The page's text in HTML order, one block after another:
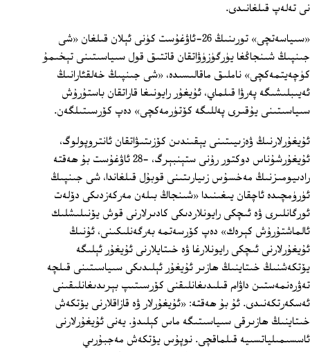
نى تەلەپ قىلغانىدى.
«سىياسەتچى» تورىنىڭ 26-ئاۋغۇست كۈنى ئېلان قىلغان «شى
جىنپىڭ شىنجاڭغا يۈرگۈزۈۋاتقان قاتتىق قول سىياسىتىنى تېخىمۇ
كۈچەيتمەكچى» ناملىق ماقالىسىدە، «شى جىنپىڭ خەلقئارانىڭ
ئەيىبلىشىگە پەرۋا قىلماي، ئۇيغۇر رايونىغا قاراتقان باستۇرۇش
سىياسىتىنى يۇقىرى پەللىگە كۆتۈرمەكچى» دەپ كۆرسىتىلگەن.
ئۇيغۇرلارنىڭ ۋەزىيىتىنى يېقىندىن كۆزىتىۋاتقان ئانتروپولوگ،
ئۇيغۇرشۇناس دوكتور رۇنى ستېنبېرگ، -28 ئاۋغۇست بۇ ھەقتە
رادىيومىزنىڭ مەخسۇس زىيارىتىنى قوبۇل قىلغاندا، شى جىنپىڭ
ئۈرۈمچىدە ئاچقان يىغىنىدا «شىنجاڭ بىلەن مەركەزدىكى دۆلەت
ئورگانلىرى ۋە ئىچكى رايونلاردىكى كادىرلارنى قوش يۆنىلىشلىك
ئالماشتۇرۇش كېرەك» دەپ كۆرسەتمە بەرگەنلىكىنى، ئۇنىڭ
ئۇيغۇرلارنى ئىچكى رايونلارغا ۋە خىتايلارنى ئۇيغۇر ئېلىگە
يۆتكەشنىڭ خىتاينىڭ ھازىر ئۇيغۇر ئېلىدىكى سىياسىتىنى قىلچە
تەۋرەنمەستىن داۋام قىلىدىغانلىقنى كۆرسىتىپ بېرىدىغانلىقىنى
ئەسكەرتكەنىدى. ئۇ بۇ ھەقتە: «ئۇيغۇرلار ۋە قازاقلارنى يۆتكەش
خىتاينىڭ ھازىرقى سىياسىتىگە ماس كېلىدۇ. يەنى ئۇيغۇرلارنى
ئاسسىمىلياتسىيە قىلماقچى. نوپۇس يۆتكەش مەجبۇرىي